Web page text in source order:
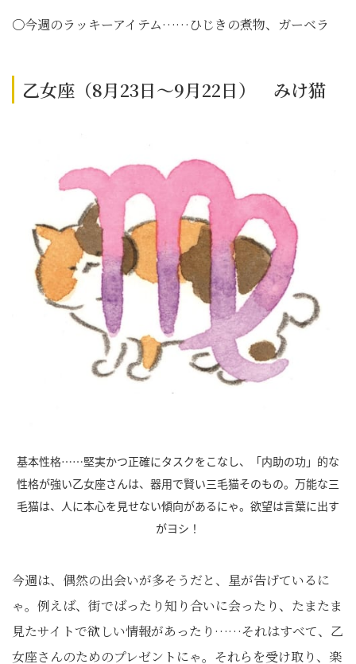
〇今週のラッキーアイテム……ひじきの煮物、ガーベラ
乙女座（8月23日～9月22日） みけ猫
基本性格……堅実かつ正確にタスクをこなし、「内助の功」的な
性格が強い乙女座さんは、器用で賢い三毛猫そのもの。万能な三
毛猫は、人に本心を見せない傾向があるにゃ。欲望は言葉に出す
がヨシ！
今週は、偶然の出会いが多そうだと、星が告げているに
ゃ。例えば、街でばったり知り合いに会ったり、たまたま
見たサイトで欲しい情報があったり……それはすべて、乙
女座さんのためのプレゼントにゃ。それらを受け取り、楽